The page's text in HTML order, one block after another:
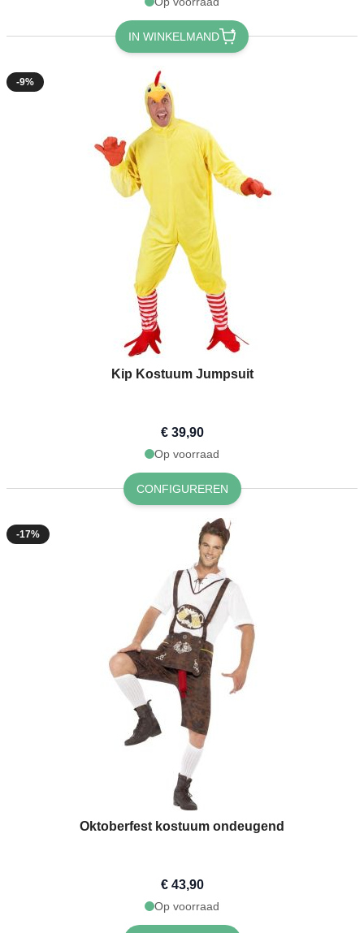
IN WINKELMAND
-9%
Kip Kostuum Jumpsuit
€ 39,90
Op voorraad
CONFIGUREREN
-17%
Oktoberfest kostuum ondeugend
€ 43,90
Op voorraad